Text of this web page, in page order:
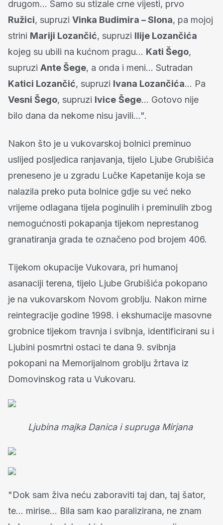
drugom… Samo su stizale crne vijesti, prvo
Ružici, supruzi Vinka Budimira – Slona, pa mojoj
strini Mariji Lozančić, supruzi Ilije Lozančića
kojeg su ubili na kućnom pragu… Kati Šego,
supruzi Ante Šege, a onda i meni… Sutradan
Katici Lozančić, supruzi Ivana Lozančića… Pa
Vesni Šego, supruzi Ivice Šege… Gotovo nije
bilo dana da nekome nisu javili…".
Nakon što je u vukovarskoj bolnici preminuo
uslijed posljedica ranjavanja, tijelo Ljube Grubišića
preneseno je u zgradu Lučke Kapetanije koja se
nalazila preko puta bolnice gdje su već neko
vrijeme odlagana tijela poginulih i preminulih zbog
nemogućnosti pokapanja tijekom neprestanog
granatiranja grada te označeno pod brojem 406.
Tijekom okupacije Vukovara, pri humanoj
asanaciji terena, tijelo Ljube Grubišića pokopano
je na vukovarskom Novom groblju. Nakon mirne
reintegracije godine 1998. i ekshumacije masovne
grobnice tijekom travnja i svibnja, identificirani su i
Ljubini posmrtni ostaci te dana 9. svibnja
pokopani na Memorijalnom groblju žrtava iz
Domovinskog rata u Vukovaru.
Ljubina majka Danica i supruga Mirjana
"Dok sam živa neću zaboraviti taj dan, taj šator,
te… mirise… Bila sam kao paralizirana, ne znam